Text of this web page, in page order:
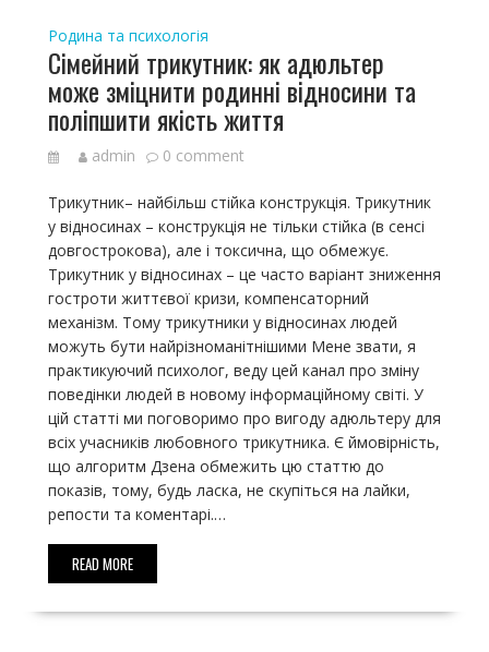
Родина та психологія
Сімейний трикутник: як адюльтер
може зміцнити родинні відносини та
поліпшити якість життя
admin 0 comment
Трикутник– найбільш стійка конструкція. Трикутник
у відносинах – конструкція не тільки стійка (в сенсі
довгострокова), але і токсична, що обмежує.
Трикутник у відносинах – це часто варіант зниження
гостроти життєвої кризи, компенсаторний
механізм. Тому трикутники у відносинах людей
можуть бути найрізноманітнішими Мене звати, я
практикуючий психолог, веду цей канал про зміну
поведінки людей в новому інформаційному світі. У
цій статті ми поговоримо про вигоду адюльтеру для
всіх учасників любовного трикутника. Є ймовірність,
що алгоритм Дзена обмежить цю статтю до
показів, тому, будь ласка, не скупіться на лайки,
репости та коментарі.…
READ MORE